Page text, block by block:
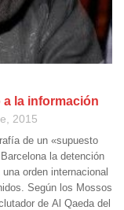
la información
2015
de un «supuesto
la detención
orden internacional
Según los Mossos
de Al Qaeda del